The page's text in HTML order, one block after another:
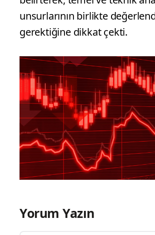
unsurlarının birlikte
gerektiğine dikkat çekti.
Yorum Yazın